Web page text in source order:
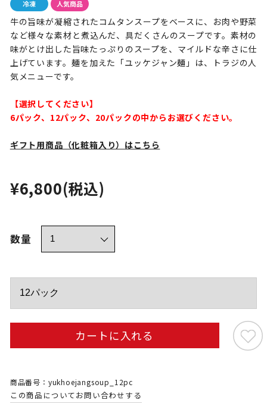
牛の旨味が凝縮されたコムタンスープをベースに、お肉や野菜
など様々な素材と煮込んだ、具だくさんのスープです。素材の
味がとけ出した旨味たっぷりのスープを、マイルドな辛さに仕
上げています。麺を加えた「ユッケジャン麺」は、トラジの人
気メニューです。
【選択してください】
6パック、12パック、20パックの中からお選びください。
ギフト用商品（化粧箱入り）はこちら
¥6,800(税込)
数量
カートに入れる
商品番号：yukhoejangsoup_12pc
この商品についてお問い合わせする